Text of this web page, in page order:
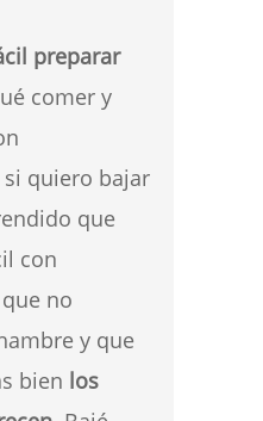
preparar
comer y
quiero bajar
que
con
no
y que
bien los